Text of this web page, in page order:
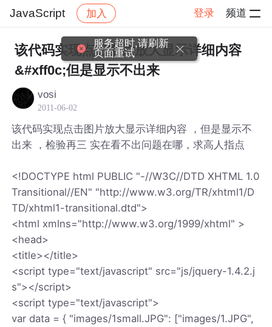
JavaScript 加入 登录 频道
社区 JavaScript 帖子详情
该代码实现点击图片放大显示详细内容
&#xff0c;但是显示不出来
vosi
2011-06-02
该代码实现点击图片放大显示详细内容 ，但是显示不
出来 ，检验再三 实在看不出问题在哪，求高人指点
<!DOCTYPE html PUBLIC "-//W3C//DTD XHTML 1.0
Transitional//EN" "http://www.w3.org/TR/xhtml1/D
TD/xhtml1-transitional.dtd">
<html xmlns="http://www.w3.org/1999/xhtml" >
<head>
<title></title>
<script type="text/javascript" src="js/jquery-1.4.2.j
s"></script>
<script type="text/javascript">
var data = { "images/1small.JPG": ["images/1.JPG",
服务超时,请刷新
页面重试